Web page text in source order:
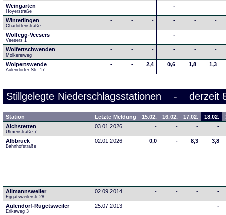
Weingarten
Hoyerstraße
- - - - - -
Winterlingen
Charlottenstraße
- - - - - -
Wolfegg-Veesers
Veesers 1
- - - - - -
Wolfertschwenden
Molkereiweg
- - - - - -
Wolpertswende
Aulendorfer Str. 17
- - 2,4 0,6 1,8 1,3
Stillgelegte Niederschlagsstationen - derzeit
Station Letzte Meldung 15.02. 16.02. 17.02. 18.02.
Aichstetten
Ulmenstraße 7
03.01.2026 - - - -
Albbruck
Bahnhofstraße
02.01.2026 0,0 - 8,3 3,8
Allmannsweiler
Eggatsweilerstr.28
02.09.2014 - - - -
Aulendorf-Rugetsweiler
Erikaweg 3
25.07.2013 - - - -